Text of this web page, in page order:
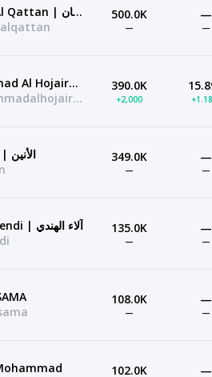
Hamad Al Qattan | حمد القطان
500.0K
—
—
—
Mohammad Al Hojairat / محمد الحجيرات
@mohammadalhojairat
390.0K
+2,000
Al Anean | الأنين
349.0K
—
—
—
Alaa Al Hendi | آلاء الهندي
135.0K
—
—
—
108.0K
—
—
—
102.0K —